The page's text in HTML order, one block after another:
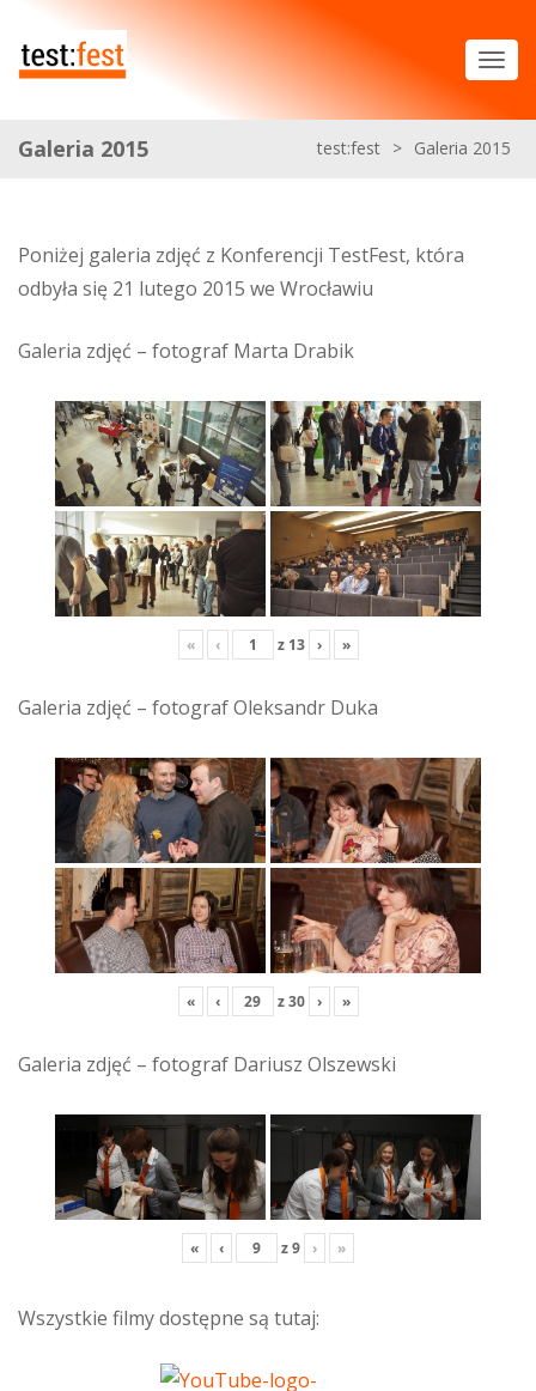
Galeria 2015 test:fest > Galeria 2015
Poniżej galeria zdjęć z Konferencji TestFest, która
odbyła się 21 lutego 2015 we Wrocławiu
Galeria zdjęć – fotograf Marta Drabik
« ‹ z 13 › »
Galeria zdjęć – fotograf Oleksandr Duka
« ‹ z30 › »
Galeria zdjęć – fotograf Dariusz Olszewski
« ‹ z9 › »
Wszystkie filmy dostępne są tutaj: